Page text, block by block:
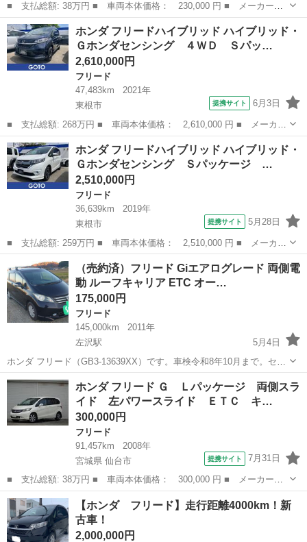
■ 支払総額: 38万円 ■ 車両本体価格： 230,000 円 ■ メーカー
名： ホンダ ■ 車種名： フリードスパイクハイブリッド ■ グレ
ード名： ジャストセレクション 検２年／ナビ／Ｂカメラ／Ｂｌｕ
ｅｔｏｏｔｈオー...
福島 郡山市 フリード
ホンダ フリードハイブリッド ハイブリッド・
Ｇホンダセンシング ４ＷＤ Ｓパッ…
2,610,000円
フリード
47,483km
2021年
東根市
提携サイト 6月3日
■ 支払総額: 268万円 ■ 車両本体価格： 2,610,000 円 ■ メーカー
名： ホンダ ■ 車種名： フリードハイブリッド ■ グレード
名： ハイブリッド・Ｇホンダセンシング ４ＷＤ Ｓパッケージ
ＬＥＤランプ ...
山形 東根市 フリード
ホンダ フリードハイブリッド ハイブリッド・
Ｇホンダセンシング Ｓパッケージ …
2,510,000円
フリード
36,639km
2019年
東根市
提携サイト 5月28日
■ 支払総額: 259万円 ■ 車両本体価格： 2,510,000 円 ■ メーカー
名： ホンダ ■ 車種名： フリードハイブリッド ■ グレード
名： ハイブリッド・Ｇホンダセンシング Ｓパッケージ ４ＷＤ
ナビ フルセグ...
東根市 フリード
（売約済）フリード Giエアログレード 両側電
動 ルーフキャリア ETC オー…
175,000円
フリード
145,000km
2011年
左沢駅
5月4日
ホンダ フリード（GB3-13639XX）です。車検令和8年10月まで。セル
で始動します。始動性は良好です。とりあえず普通に乗れます。とい
うか距離の割にかなり好調と思います。スマートキーです。グレード
はGiエアロ。オートエア...
山形 西村山郡 左沢駅 フリード エンジン
ホンダ フリード Ｇ Ｌパッケージ 両側スラ
イド 左パワースライド ＥＴＣ キ…
300,000円
フリード
91,457km
2008年
宮城県 仙台市
提携サイト 7月31日
■ 支払総額: 38万円 ■ 車両本体価格： 300,000 円 ■ メーカー
名： ホンダ ■ 車種名： フリード ■ グレード名： Ｇ Ｌパッ
ケージ 両側スライド 左パワースライド ＥＴＣ キーレス ■ 排
気量： 150...
宮城 仙台市 フリード
【ホンダ フリード】走行距離4000km！新
古車！
2,000,000円